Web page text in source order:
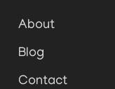
About
Blog
Contact